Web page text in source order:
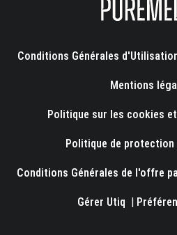
Conditions Générales
Mentions
Politique sur les cookies
Politique de protection
Conditions Générales de l'offre
Gérer Utiq |